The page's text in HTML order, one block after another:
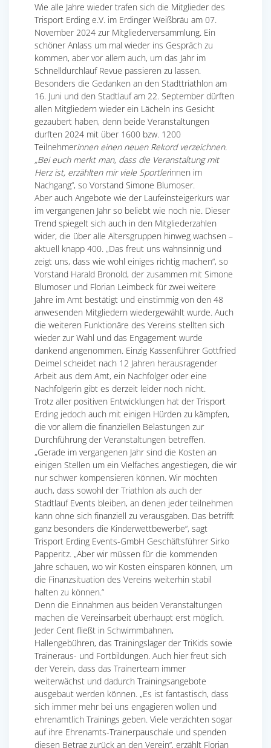
Wie alle Jahre wieder trafen sich die Mitglieder des
Trisport Erding e.V. im Erdinger Weißbräu am 07.
November 2024 zur Mitgliederversammlung. Ein
schöner Anlass um mal wieder ins Gespräch zu
kommen, aber vor allem auch, um das Jahr im
Schnelldurchlauf Revue passieren zu lassen.
Besonders die Gedanken an den Stadttriathlon am
16. Juni und den Stadtlauf am 22. September dürften
allen Mitgliedern wieder ein Lächeln ins Gesicht
gezaubert haben, denn beide Veranstaltungen
durften 2024 mit über 1600 bzw. 1200
Teilnehmerinnen einen neuen Rekord verzeichnen.
„Bei euch merkt man, dass die Veranstaltung mit
Herz ist, erzählten mir viele Sportlerinnen im
Nachgang“, so Vorstand Simone Blumoser.
Aber auch Angebote wie der Laufeinsteigerkurs war
im vergangenen Jahr so beliebt wie noch nie. Dieser
Trend spiegelt sich auch in den Mitgliederzahlen
wider, die über alle Altersgruppen hinweg wachsen –
aktuell knapp 400. „Das freut uns wahnsinnig und
zeigt uns, dass wie wohl einiges richtig machen“, so
Vorstand Harald Bronold, der zusammen mit Simone
Blumoser und Florian Leimbeck für zwei weitere
Jahre im Amt bestätigt und einstimmig von den 48
anwesenden Mitgliedern wiedergewählt wurde. Auch
die weiteren Funktionäre des Vereins stellten sich
wieder zur Wahl und das Engagement wurde
dankend angenommen. Einzig Kassenführer Gottfried
Deimel scheidet nach 12 Jahren herausragender
Arbeit aus dem Amt, ein Nachfolger oder eine
Nachfolgerin gibt es derzeit leider noch nicht.
Trotz aller positiven Entwicklungen hat der Trisport
Erding jedoch auch mit einigen Hürden zu kämpfen,
die vor allem die finanziellen Belastungen zur
Durchführung der Veranstaltungen betreffen.
„Gerade im vergangenen Jahr sind die Kosten an
einigen Stellen um ein Vielfaches angestiegen, die wir
nur schwer kompensieren können. Wir möchten
auch, dass sowohl der Triathlon als auch der
Stadtlauf Events bleiben, an denen jeder teilnehmen
kann ohne sich finanziell zu verausgaben. Das betrifft
ganz besonders die Kinderwettbewerbe“, sagt
Trisport Erding Events-GmbH Geschäftsführer Sirko
Papperitz. „Aber wir müssen für die kommenden
Jahre schauen, wo wir Kosten einsparen können, um
die Finanzsituation des Vereins weiterhin stabil
halten zu können.“
Denn die Einnahmen aus beiden Veranstaltungen
machen die Vereinsarbeit überhaupt erst möglich.
Jeder Cent fließt in Schwimmbahnen,
Hallengebühren, das Trainingslager der TriKids sowie
Traineraus- und Fortbildungen. Auch hier freut sich
der Verein, dass das Trainerteam immer
weiterwächst und dadurch Trainingsangebote
ausgebaut werden können. „Es ist fantastisch, dass
sich immer mehr bei uns engagieren wollen und
ehrenamtlich Trainings geben. Viele verzichten sogar
auf ihre Ehrenamts-Trainerpauschale und spenden
diesen Betrag zurück an den Verein“, erzählt Florian